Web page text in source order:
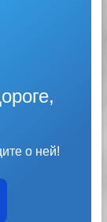
о ней!